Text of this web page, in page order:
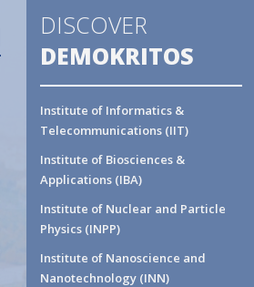
DISCOVER
DEMOKRITOS
Institute of Informatics &
Telecommunications (IIT)
Institute of Biosciences &
Applications (IBA)
Institute of Nuclear and Particle
Physics (INPP)
Institute of Nanoscience and
Nanotechnology (INN)